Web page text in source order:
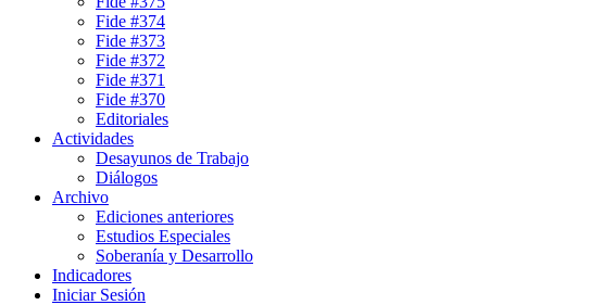
Fide #374
Fide #373
Fide #372
Fide #371
Fide #370
Editoriales
Actividades
Desayunos de Trabajo
Diálogos
Archivo
Ediciones anteriores
Estudios Especiales
Soberanía y Desarrollo
Indicadores
Iniciar Sesión